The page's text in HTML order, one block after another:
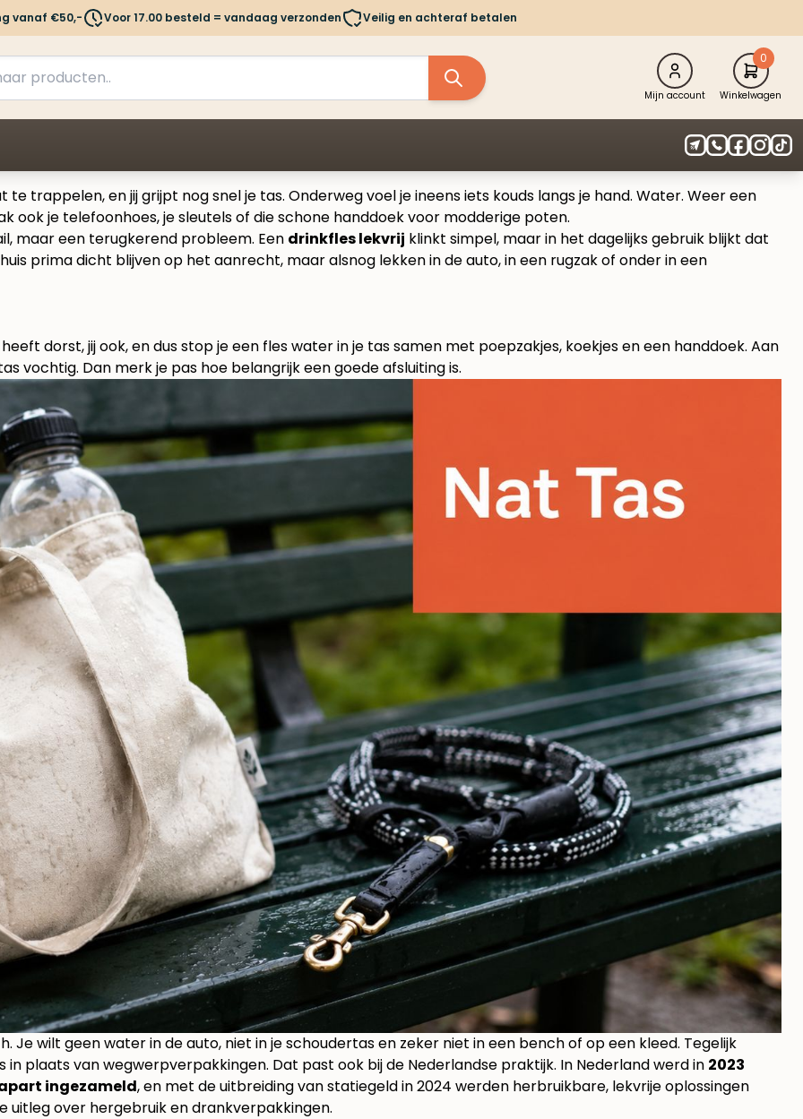
vanaf €50,- Voor 17.00 besteld = vandaag verzonden Veilig en achteraf betalen
Mijn account
0
Winkelwagen
trappelen, en jij grijpt nog snel je tas. Onderweg voel je ineens iets kouds langs je hand. Water. Weer een
ook je telefoonhoes, je sleutels of die schone handdoek voor modderige poten.
maar een terugkerend probleem. Een drinkfles lekvrij klinkt simpel, maar in het dagelijks gebruik blijkt dat
prima dicht blijven op het aanrecht, maar alsnog lekken in de auto, in een rugzak of onder in een
dorst, jij ook, en dus stop je een fles water in je tas samen met poepzakjes, koekjes en een handdoek. Aan
vochtig. Dan merk je pas hoe belangrijk een goede afsluiting is.
Je wilt geen water in de auto, niet in je schoudertas en zeker niet in een bench of op een kleed. Tegelijk
plaats van wegwerpverpakkingen. Dat past ook bij de Nederlandse praktijk. In Nederland werd in 2023
ingezameld, en met de uitbreiding van statiegeld in 2024 werden herbruikbare, lekvrije oplossingen
uitleg over hergebruik en drankverpakkingen.